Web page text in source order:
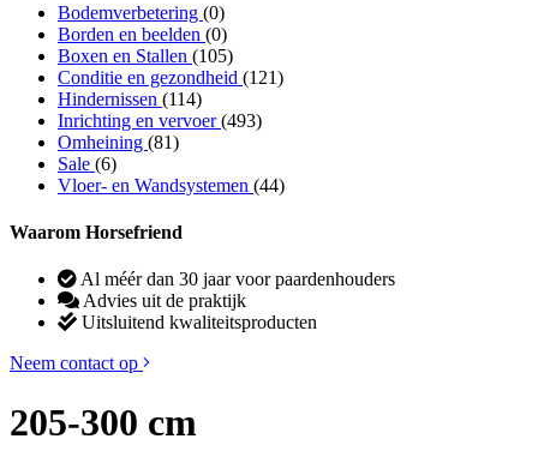
Bodemverbetering (0)
Borden en beelden (0)
Boxen en Stallen (105)
Conditie en gezondheid (121)
Hindernissen (114)
Inrichting en vervoer(493)
Omheining (81)
Sale (6)
Vloer- en Wandsystemen (44)
Waarom Horsefriend
Al méér dan 30 jaar voor paardenhouders
Advies uit de praktijk
Uitsluitend kwaliteitsproducten
Neem contact op
205-300 cm